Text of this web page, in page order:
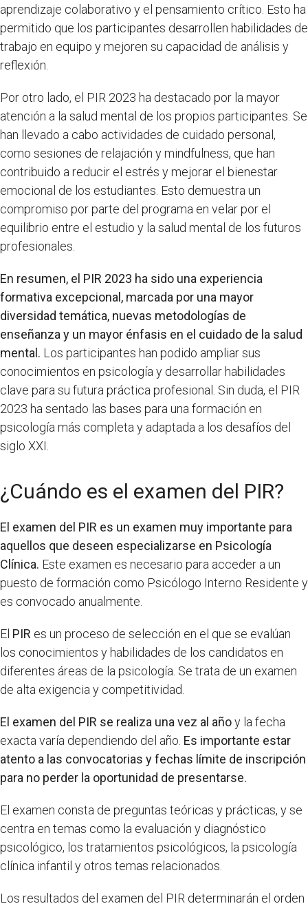
aprendizaje colaborativo y el pensamiento crítico. Esto ha
permitido que los participantes desarrollen habilidades de
trabajo en equipo y mejoren su capacidad de análisis y
reflexión.
Por otro lado, el PIR 2023 ha destacado por la mayor
atención a la salud mental de los propios participantes. Se
han llevado a cabo actividades de cuidado personal,
como sesiones de relajación y mindfulness, que han
contribuido a reducir el estrés y mejorar el bienestar
emocional de los estudiantes. Esto demuestra un
compromiso por parte del programa en velar por el
equilibrio entre el estudio y la salud mental de los futuros
profesionales.
En resumen, el PIR 2023 ha sido una experiencia
formativa excepcional, marcada por una mayor
diversidad temática, nuevas metodologías de
enseñanza y un mayor énfasis en el cuidado de la salud
mental. Los participantes han podido ampliar sus
conocimientos en psicología y desarrollar habilidades
clave para su futura práctica profesional. Sin duda, el PIR
2023 ha sentado las bases para una formación en
psicología más completa y adaptada a los desafíos del
siglo XXI.
¿Cuándo es el examen del PIR?
El examen del PIR es un examen muy importante para
aquellos que deseen especializarse en Psicología
Clínica. Este examen es necesario para acceder a un
puesto de formación como Psicólogo Interno Residente y
es convocado anualmente.
El PIR es un proceso de selección en el que se evalúan
los conocimientos y habilidades de los candidatos en
diferentes áreas de la psicología. Se trata de un examen
de alta exigencia y competitividad.
El examen del PIR se realiza una vez al añoy la fecha
exacta varía dependiendo del año. Es importante estar
atento a las convocatorias y fechas límite de inscripción
para no perder la oportunidad de presentarse.
El examen consta de preguntas teóricas y prácticas, y se
centra en temas como la evaluación y diagnóstico
psicológico, los tratamientos psicológicos, la psicología
clínica infantil y otros temas relacionados.
Los resultados del examen del PIR determinarán el orden